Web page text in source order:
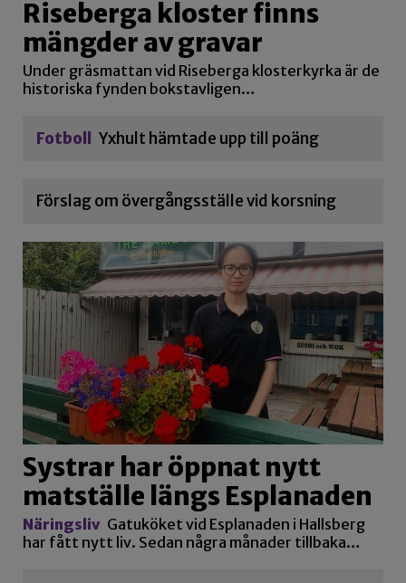
Riseberga kloster finns
mängder av gravar
Under gräsmattan vid Riseberga klosterkyrka är de
historiska fynden bokstavligen…
Fotboll Yxhult hämtade upp till poäng
Förslag om övergångsställe vid korsning
Systrar har öppnat nytt
matställe längs Esplanaden
Näringsliv Gatuköket vid Esplanaden i Hallsberg
har fått nytt liv. Sedan några månader tillbaka…